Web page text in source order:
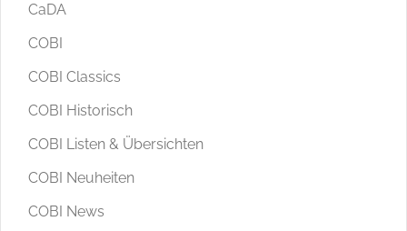
CaDA
COBI
COBI Classics
COBI Historisch
COBI Listen & Übersichten
COBI Neuheiten
COBI News